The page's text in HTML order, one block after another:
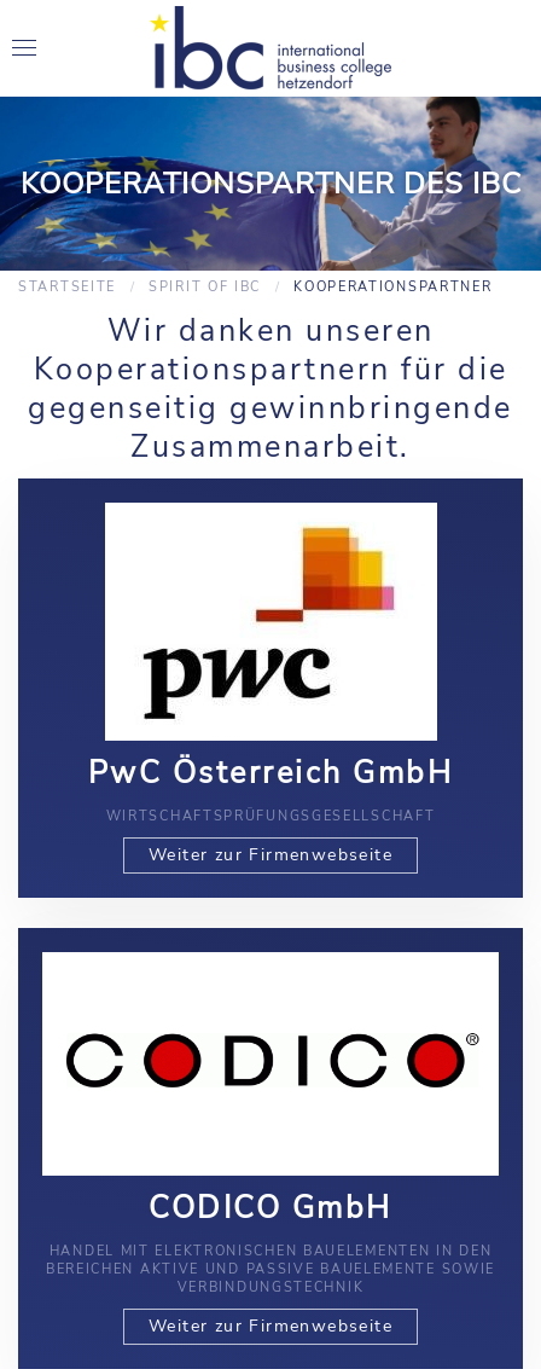
KOOPERATIONSPARTNER DES IBC
STARTSEITE SPIRIT OF IBC KOOPERATIONSPARTNER
Wir danken unseren
Kooperationspartnern für die
gegenseitig gewinnbringende
Zusammenarbeit.
PwC Österreich GmbH
WIRTSCHAFTSPRÜFUNGSGESELLSCHAFT
Weiter zur Firmenwebseite
CODICO GmbH
HANDEL MIT ELEKTRONISCHEN BAUELEMENTEN IN DEN
BEREICHEN AKTIVE UND PASSIVE BAUELEMENTE SOWIE
VERBINDUNGSTECHNIK
Weiter zur Firmenwebseite